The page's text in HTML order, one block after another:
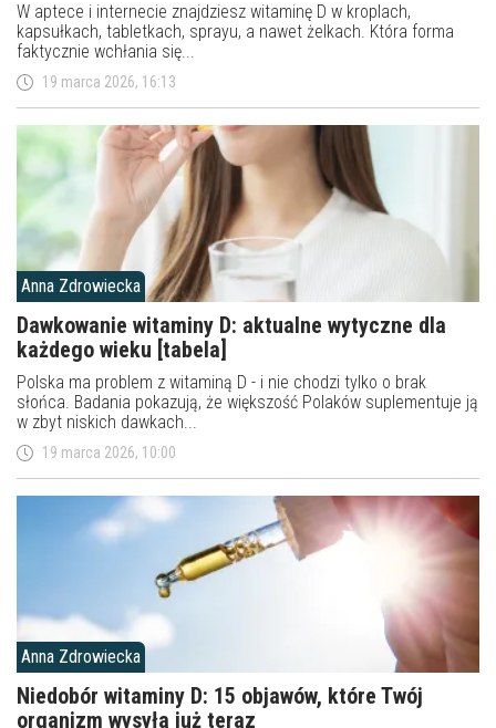
W aptece i internecie znajdziesz witaminę D w kroplach,
kapsułkach, tabletkach, sprayu, a nawet żelkach. Która forma
faktycznie wchłania się...
19 marca 2026, 16:13
Anna Zdrowiecka
Dawkowanie witaminy D: aktualne wytyczne dla
każdego wieku [tabela]
Polska ma problem z witaminą D - i nie chodzi tylko o brak
słońca. Badania pokazują, że większość Polaków suplementuje ją
w zbyt niskich dawkach...
19 marca 2026, 10:00
Anna Zdrowiecka
Niedobór witaminy D: 15 objawów, które Twój
organizm wysyła już teraz